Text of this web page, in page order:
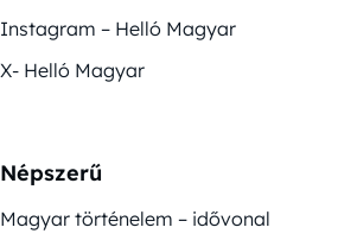
Instagram – Helló Magyar
X- Helló Magyar
Népszerű
Magyar történelem – idővonal